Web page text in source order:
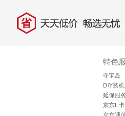
省 天天低价，畅选无忧
特色
夺宝岛
DIY装机
延保服
京东E卡